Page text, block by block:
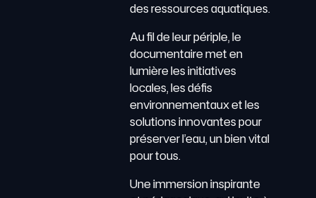
des ressources aquatiques.
Au fil de leur périple, le
documentaire met en
lumière les initiatives
locales, les défis
environnementaux et les
solutions innovantes pour
préserver l’eau, un bien vital
pour tous.
Une immersion inspirante